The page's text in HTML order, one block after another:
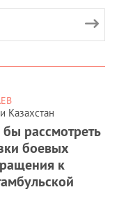
Казахстан
рассмотреть
боевых
к